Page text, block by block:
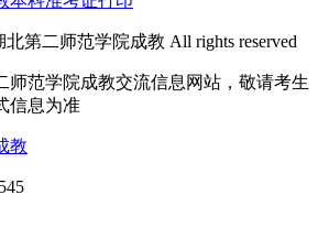
北第二师范学院成教 All rights reserved
师范学院成教交流信息网站，敬请考生
信息为准